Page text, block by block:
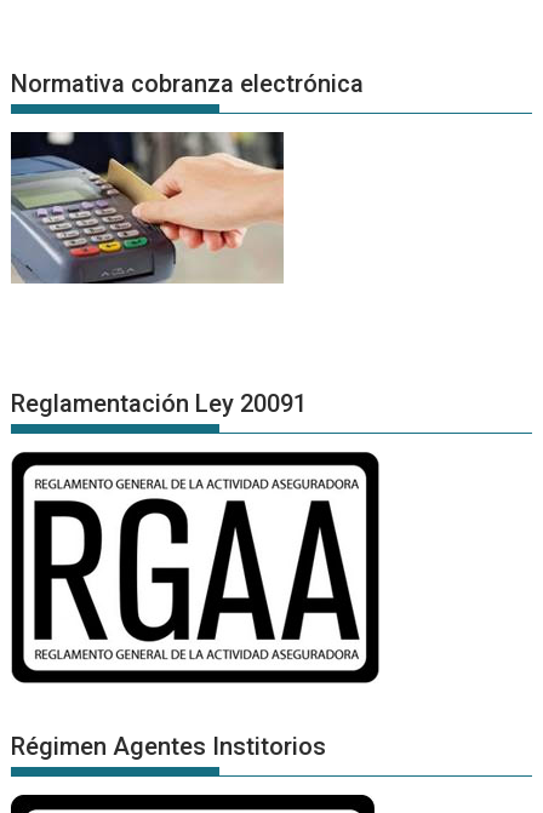
Normativa cobranza electrónica
Reglamentación Ley 20091
Régimen Agentes Institorios